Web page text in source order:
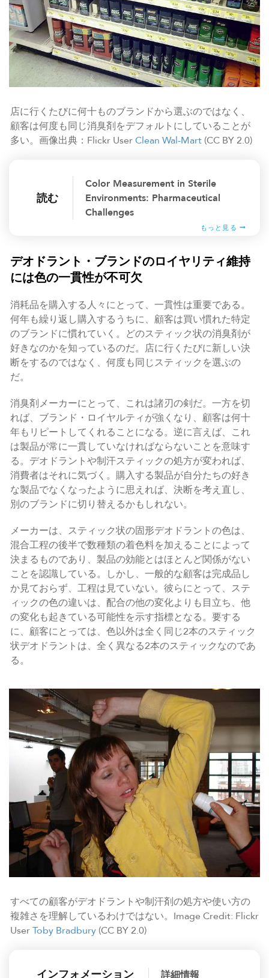
店に行くたびに何十ものブランドから選ぶのではなく、
顧客は何度も同じ消臭剤をデフォルトにしていることが
多い。画像出典：Flickr UserClean Wal-Mart (CC BY 2.0)
読む
Color Measurement in Sterile
Environments: Pharmaceutical
Challenges
もっと見る
デオドラント・ブランドのロイヤリティ維持
には色の一貫性が不可欠
消耗品を購入する人々にとって、一貫性は重要である。
何年も繰り返し購入するうちに、顧客は買い慣れた特定
のブランドに慣れていく。どのスティック状の消臭剤が
好きなのかを知っているのだ。店に行くたびに新しい決
断をするのではなく、何度も同じスティックを選ぶの
だ。
消臭剤メーカーにとって、これは諸刃の剣だ。一方を切
れば、ブランド・ロイヤルティが強くなり、顧客は何十
年もリピートしてくれることになる。逆に言えば、これ
は製品が常に一貫していなければならないことを意味す
る。デオドラントや制汗スティックの処方が変われば、
消費者はそれに気づく。購入する製品が自分たちの好き
な製品でなくなったように思えれば、決断を考え直し、
別のブランドに切り替えるかもしれない。
メーカーは、スティック状の固形デオドラントの色は、
混合工程の後半で数種類の着色料を加えることによって
決まるものであり、製品の効能とはほとんど関係がない
ことを認識している。しかし、一般的な顧客は完成品し
か見ておらず、工程は見ていない。彼らにとって、ステ
ィックの色の違いは、配合の他の変化よりも目立ち、他
の変化も起きている可能性を示す指標となる。要する
に、顧客にとっては、色以外は全く同じ2本のスティック
状デオドラントは、全く異なる2本のスティックなのであ
る。
すべての顧客がデオドラントや制汗剤の処方や使い方の
複雑さを理解しているわけではない。Image Credit: Flickr
UserToby Bradbury (CC BY 2.0)
インフォメーション 詳細情報